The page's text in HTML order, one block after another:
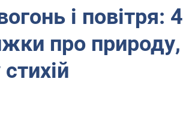
і повітря: 4
про природу,